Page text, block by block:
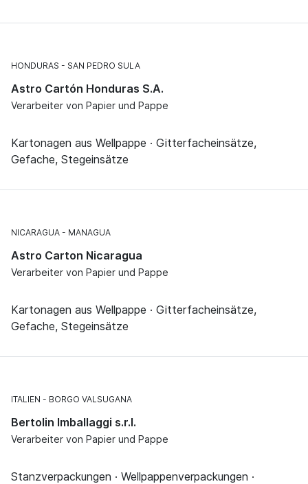
HONDURAS SAN PEDRO SULA
Astro Cartón Honduras S.A.
Verarbeiter von Papier und Pappe
Kartonagen aus Wellpappe · Gitterfacheinsätze,
Gefache, Stegeinsätze
NICARAGUA MANAGUA
Astro Carton Nicaragua
Verarbeiter von Papier und Pappe
Kartonagen aus Wellpappe · Gitterfacheinsätze,
Gefache, Stegeinsätze
ITALIEN BORGO VALSUGANA
Bertolin Imballaggi s.r.l.
Verarbeiter von Papier und Pappe
Stanzverpackungen · Wellpappenverpackungen ·